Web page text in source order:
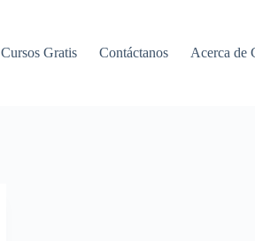
Cursos Gratis Contáctanos Acerca de